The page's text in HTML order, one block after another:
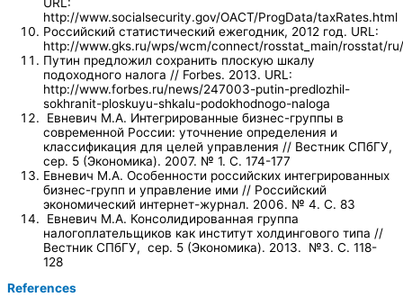
http://www.socialsecurity.gov/OACT/ProgData/taxRates.html
Российский статистический ежегодник, 2012 год. URL:
http://www.gks.ru/wps/wcm/connect/rosstat_main/rosstat/
Путин предложил сохранить плоскую шкалу
подоходного налога // Forbes. 2013. URL:
http://www.forbes.ru/news/247003-putin-predlozhil-
sokhranit-ploskuyu-shkalu-podokhodnogo-naloga
Евневич М.А. Интегрированные бизнес-группы в
современной России: уточнение определения и
классификация для целей управления // Вестник СПбГУ,
сер. 5 (Экономика). 2007. № 1. C. 174-177
Евневич М.А. Особенности российских интегрированных
бизнес-групп и управление ими // Российский
экономический интернет-журнал. 2006. № 4. С. 83
Евневич М.А. Консолидированная группа
налогоплательщиков как институт холдингового типа //
Вестник СПбГУ, сер. 5 (Экономика). 2013. №3. С. 118-
128
References